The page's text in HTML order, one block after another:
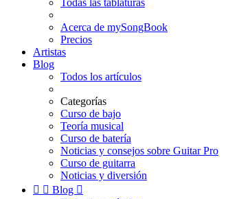
Todas las tablaturas
Acerca de mySongBook
Precios
Artistas
Blog
Todos los artículos
Categorías
Curso de bajo
Teoría musical
Curso de batería
Noticias y consejos sobre Guitar Pro
Curso de guitarra
Noticias y diversión
  Blog 